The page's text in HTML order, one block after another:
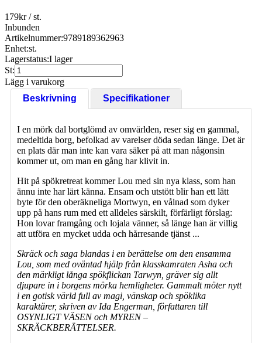
179kr/ st.
Inbunden
Artikelnummer:9789189362963
Enhet:st.
Lagerstatus:I lager
St:
Lägg i varukorg
Beskrivning
Specifikationer
I en mörk dal bortglömd av omvärlden, reser sig en gammal,
medeltida borg, befolkad av varelser döda sedan länge. Det är
en plats där man inte kan vara säker på att man någonsin
kommer ut, om man en gång har klivit in.
Hit på spökretreat kommer Lou med sin nya klass, som han
ännu inte har lärt känna. Ensam och utstött blir han ett lätt
byte för den oberäkneliga Mortwyn, en vålnad som dyker
upp på hans rum med ett alldeles särskilt, förfärligt förslag:
Hon lovar framgång och lojala vänner, så länge han är villig
att utföra en mycket udda och hårresande tjänst ...
Skräck och saga blandas i en berättelse om den ensamma
Lou, som med oväntad hjälp från klasskamraten Asha och
den märkligt långa spökflickan Tarwyn, gräver sig allt
djupare in i borgens mörka hemligheter. Gammalt möter nytt
i en gotisk värld full av magi, vänskap och spöklika
karaktärer, skriven av Ida Engerman, författaren till
OSYNLIGT VÄSEN och MYREN –
SKRÄCKBERÄTTELSER.